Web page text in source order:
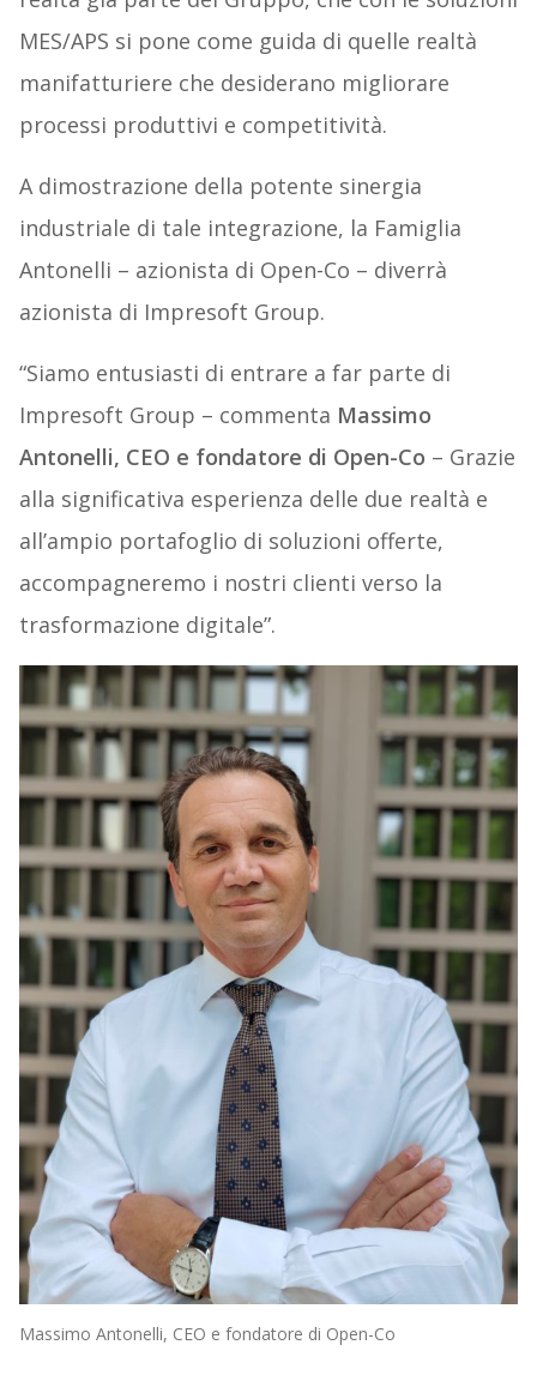
MES/APS si pone come guida di quelle realtà
manifatturiere che desiderano migliorare
processi produttivi e competitività.
A dimostrazione della potente sinergia
industriale di tale integrazione, la Famiglia
Antonelli – azionista di Open-Co – diverrà
azionista di Impresoft Group.
“Siamo entusiasti di entrare a far parte di
Impresoft Group – commenta Massimo
Antonelli, CEO e fondatore di Open-Co – Grazie
alla significativa esperienza delle due realtà e
all’ampio portafoglio di soluzioni offerte,
accompagneremo i nostri clienti verso la
trasformazione digitale”.
Massimo Antonelli, CEO e fondatore di Open-Co